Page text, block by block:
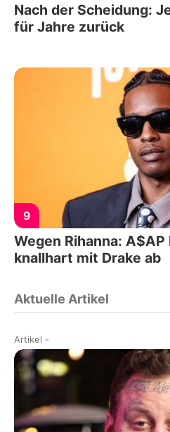
Nach der Scheidung:
für Jahre zurück
9
Wegen Rihanna:
knallhart mit Drake ab
Aktuelle Artikel
Artikel -